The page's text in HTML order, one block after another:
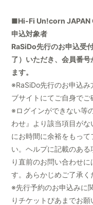
■Hi-Fi Un!corn JAPAN
申込対象者
RaSiDo先行のお申込受
了）いただき、会員番
ます。
※RaSiDo先行のお申込
ブサイトにてご自身でご
※ログインができない等
わせ』より該当項目が
にお時間に余裕をもっ
い。ヘルプに記載のあ
り直前のお問い合わせ
す。あらかじめご了承く
※先行予約のお申込みに
りチケットぴあまでお